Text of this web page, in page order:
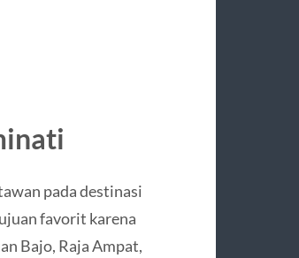
pada destinasi
favorit karena
Bajo, Raja Ampat,